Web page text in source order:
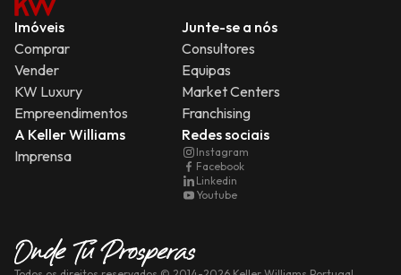
Imóveis
Comprar
Vender
KW Luxury
Empreendimentos
Junte-se a nós
Consultores
Equipas
Market Centers
Franchising
A Keller Williams
Imprensa
Redes sociais
Instagram
Facebook
Linkedin
Youtube